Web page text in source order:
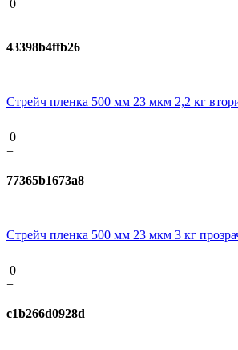
0
+
43398b4ffb26
Стрейч пленка 500 мм 23 мкм 2,2 кг
0
+
77365b1673a8
Стрейч пленка 500 мм 23 мкм 3 кг
0
+
c1b266d0928d